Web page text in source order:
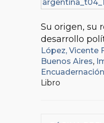
Su origen, su
desarrollo
López, Vicente
Buenos Aires,
Libro